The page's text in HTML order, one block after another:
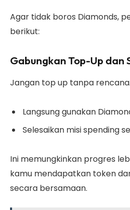
Agar tidak boros Diamonds,
berikut:
Gabungkan Top-Up dan
Jangan top up tanpa
Langsung gunakan
Selesaikan misi spending
Ini memungkinkan progres
kamu mendapatkan token
secara bersamaan.